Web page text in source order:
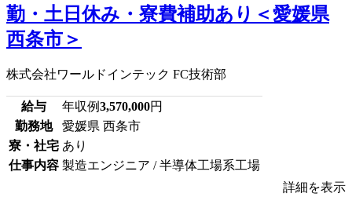
勤・土日休み・寮費補助あり＜愛媛県
西条市＞
株式会社ワールドインテック FC技術部
給与 年収例3,570,000円
勤務地
愛媛県 西条市
寮・社宅 あり
仕事内容 製造エンジニア / 半導体工場系工場
詳細を表示